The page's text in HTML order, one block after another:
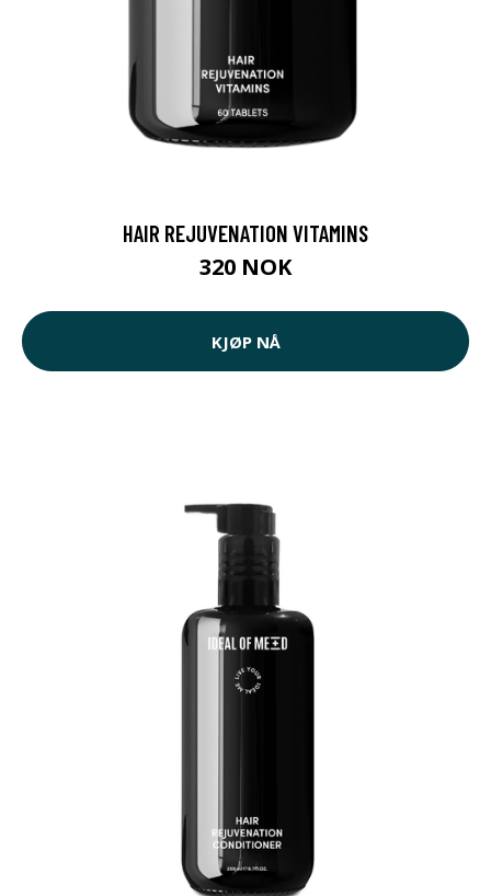
HAIR REJUVENATION VITAMINS
320 NOK
KJØP NÅ